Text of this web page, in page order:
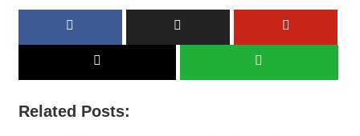
Related Posts: